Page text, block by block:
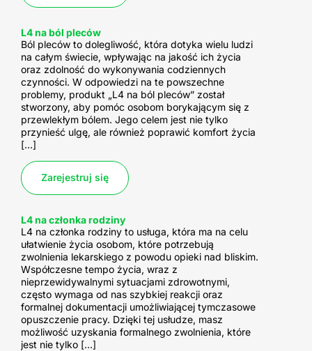
L4 na ból pleców
Ból pleców to dolegliwość, która dotyka wielu ludzi
na całym świecie, wpływając na jakość ich życia
oraz zdolność do wykonywania codziennych
czynności. W odpowiedzi na te powszechne
problemy, produkt „L4 na ból pleców” został
stworzony, aby pomóc osobom borykającym się z
przewlekłym bólem. Jego celem jest nie tylko
przynieść ulgę, ale również poprawić komfort życia
[…]
Zarejestruj się
L4 na członka rodziny
L4 na członka rodziny to usługa, która ma na celu
ułatwienie życia osobom, które potrzebują
zwolnienia lekarskiego z powodu opieki nad bliskim.
Współczesne tempo życia, wraz z
nieprzewidywalnymi sytuacjami zdrowotnymi,
często wymaga od nas szybkiej reakcji oraz
formalnej dokumentacji umożliwiającej tymczasowe
opuszczenie pracy. Dzięki tej usłudze, masz
możliwość uzyskania formalnego zwolnienia, które
jest nie tylko […]